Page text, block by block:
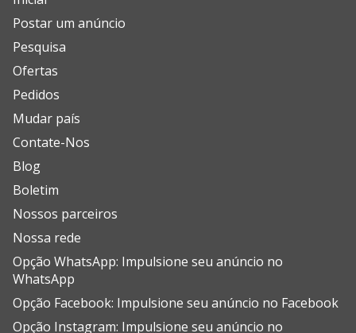
Postar um anúncio
Pesquisa
Ofertas
Pedidos
Mudar país
Contate-Nos
Blog
Boletim
Nossos parceiros
Nossa rede
Opção WhatsApp: Impulsione seu anúncio no
WhatsApp
Opção Facebook: Impulsione seu anúncio no Facebook
Opção Instagram: Impulsione seu anúncio no